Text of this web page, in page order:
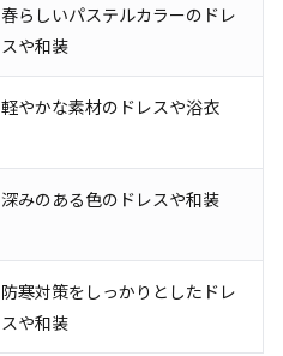
春らしいパステルカラーのドレ
スや和装
軽やかな素材のドレスや浴衣
深みのある色のドレスや和装
防寒対策をしっかりとしたドレ
スや和装